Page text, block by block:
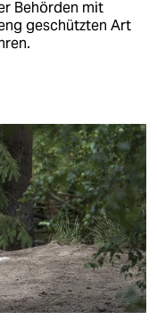
Behörden mit
geschützten Art